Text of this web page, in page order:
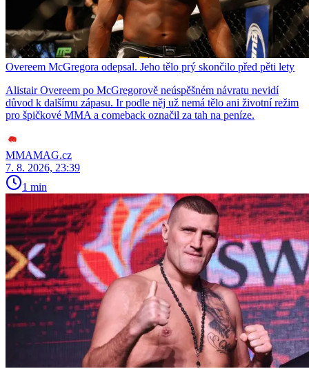
Overeem McGregora odepsal. Jeho tělo prý skončilo před pěti lety
Alistair Overeem po McGregorově neúspěšném návratu nevidí
důvod k dalšímu zápasu. Ir podle něj už nemá tělo ani životní režim
pro špičkové MMA a comeback označil za tah na peníze.
MMAMAG.cz
7. 8. 2026, 23:39
1 min